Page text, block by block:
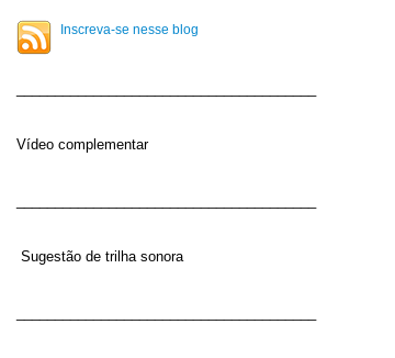
Inscreva-se nesse blog
Vídeo complementar
Sugestão de trilha sonora